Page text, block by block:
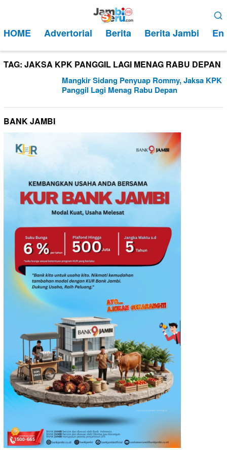
kontenMobile
HOME Advertorial Berita Berita Jambi
TAG: JAKSA KPK PANGGIL LAGI MENAG RABU DEPAN
Mangkir Sidang Penyuap Rommy, Jaksa KPK
Panggil Lagi Menag Rabu Depan
BANK JAMBI